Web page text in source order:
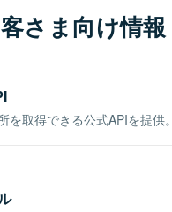
さま向け情報
取得できる公式APIを提供。